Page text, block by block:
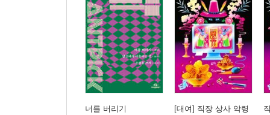
너를 버리기
[대여] 직장 상사 악령